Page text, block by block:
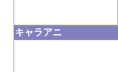
キャラアニ